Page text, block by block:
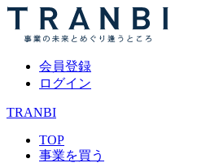
会員登録
ログイン
TRANBI
TOP
事業を買う